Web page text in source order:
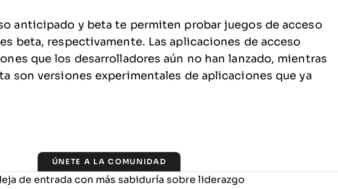
anticipado y beta te permiten probar juegos de acceso
beta, respectivamente. Las aplicaciones de acceso
que los desarrolladores aún no han lanzado, mientras
son versiones experimentales de aplicaciones que ya
ÚNETE A LA COMUNIDAD
de entrada con más sabiduría sobre liderazgo